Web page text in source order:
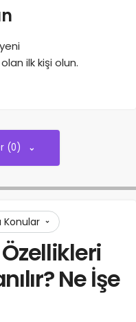
ilk kişi olun.
(0)
Konular
Ne İşe